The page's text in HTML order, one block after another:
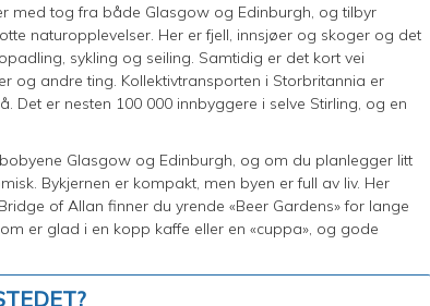
med tog fra både Glasgow og Edinburgh, og tilbyr
naturopplevelser. Her er fjell, innsjøer og skoger og det
sykling og seiling. Samtidig er det kort vei
og andre ting. Kollektivtransporten i Storbritannia er
er nesten 100 000 innbyggere i selve Stirling, og en
Glasgow og Edinburgh, og om du planlegger litt
Bykjernen er kompakt, men byen er full av liv. Her
of Allan finner du yrende «Beer Gardens» for lange
er glad i en kopp kaffe eller en «cuppa», og gode